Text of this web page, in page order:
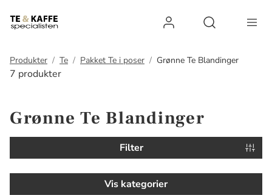
Log ind
Produkter Te Pakket Te i poser Grønne Te Blandinger
7 produkter
Grønne Te Blandinger
Filter
Vis kategorier